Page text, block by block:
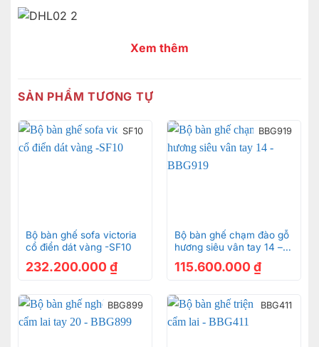
Xem thêm
SẢN PHẨM TƯƠNG TỰ
SF10
Bộ bàn ghế sofa victoria
cổ điển dát vàng -SF10
232.200.000 ₫
BBG919
Bộ bàn ghế chạm đào gỗ
hương siêu vân tay 14 –
115.600.000 ₫
BBG899 BBG411